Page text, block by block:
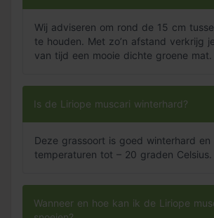
Wij adviseren om rond de 15 cm
te houden. Met zo’n afstand verkrijg
van tijd een mooie dichte groene mat.
Is de Liriope muscari winterhard?
Deze grassoort is goed winterhard
temperaturen tot – 20 graden Celsius.
Wanneer en hoe kan ik de Liriope